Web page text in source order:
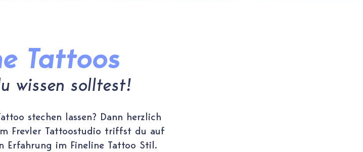
Tattoos
wissen solltest!
stechen lassen? Dann herzlich
Frevler Tattoostudio triffst du auf
Erfahrung im Fineline Tattoo Stil.